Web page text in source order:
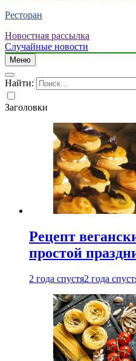
Ресторан
Новостная рассылка
Случайные новости
Меню
Найти:
Заголовки
Рецепт
простой
2 года спустя2 года